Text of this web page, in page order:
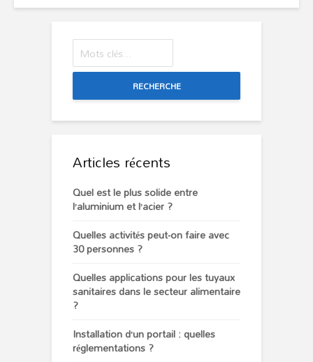
RECHERCHE
Articles récents
Quel est le plus solide entre
l’aluminium et l’acier ?
Quelles activités peut-on faire avec
30 personnes ?
Quelles applications pour les tuyaux
sanitaires dans le secteur alimentaire
?
Installation d’un portail : quelles
réglementations ?